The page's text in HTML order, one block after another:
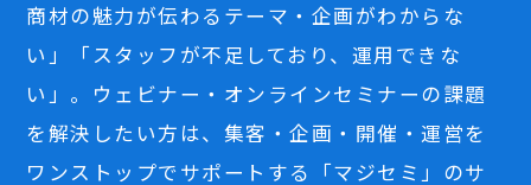
商材の魅力が伝わるテーマ・企画がわからな
い」「スタッフが不足しており、運用できな
い」。ウェビナー・オンラインセミナーの課題
を解決したい方は、集客・企画・開催・運営を
ワンストップでサポートする「マジセミ」のサ